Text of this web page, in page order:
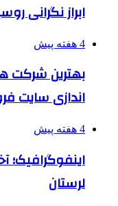
ابراز نگرانی
4 هفته پیش
بهترین شرکت
اندازی سایت
4 هفته پیش
لرستان